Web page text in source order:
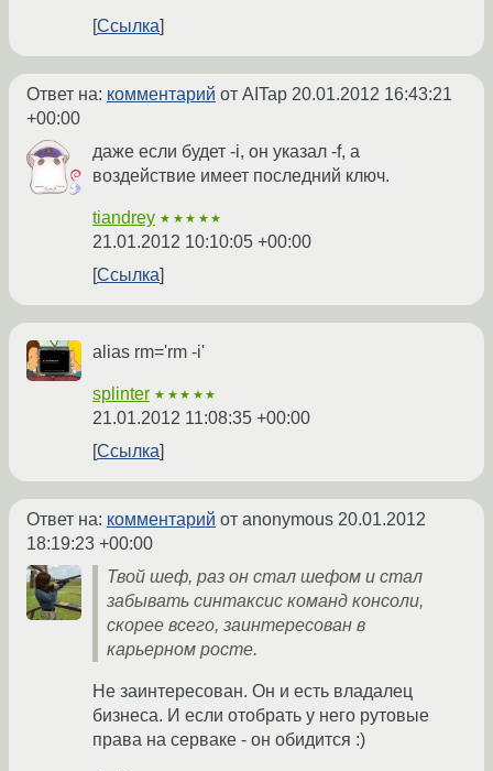
Ссылка
Ответ на: комментарий от AITap 20.01.2012 16:43:21
+00:00
даже если будет -i, он указал -f, а
воздействие имеет последний ключ.
tiandrey ★★★★★
21.01.2012 10:10:05 +00:00
Ссылка
alias rm='rm -i'
splinter ★★★★★
21.01.2012 11:08:35 +00:00
Ссылка
Ответ на: комментарий от anonymous 20.01.2012
18:19:23 +00:00
Твой шеф, раз он стал шефом и стал
забывать синтаксис команд консоли,
скорее всего, заинтересован в
карьерном росте.
Не заинтересован. Он и есть владалец
бизнеса. И если отобрать у него рутовые
права на серваке - он обидится :)